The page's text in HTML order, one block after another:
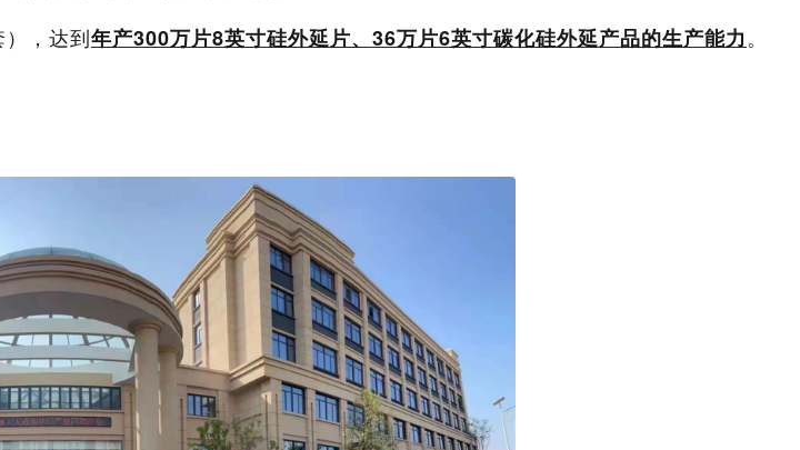
，达到年产300万片8英寸硅外延片、36万片6英寸碳化硅外延产品的生产能力。